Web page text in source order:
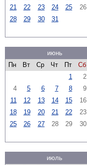
21
22 23 24 25 26
28
29 30 31
июнь
Пн
Вт Ср Чт Пт Сб
1
2
4
5 6 7 8 9
11
12 13 14 15 16
18
19 20 21 22 23
25
26 27 28 29 30
июль